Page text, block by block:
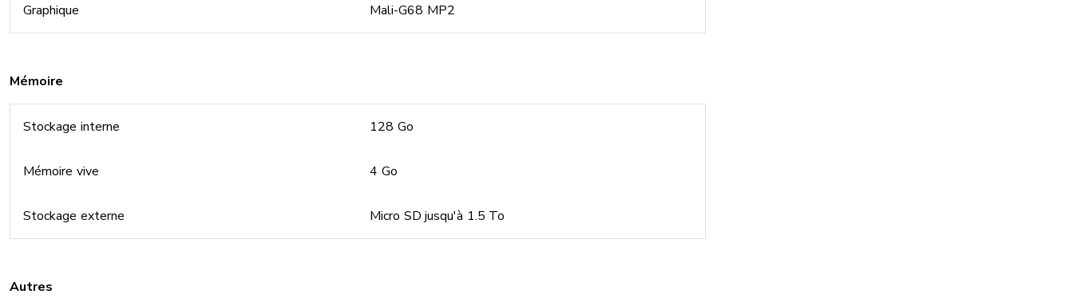
Graphique Mali-G68 MP2
Mémoire
Stockage interne 128 Go
Mémoire vive 4 Go
Stockage externe Micro SD jusqu'à 1.5 To
Autres